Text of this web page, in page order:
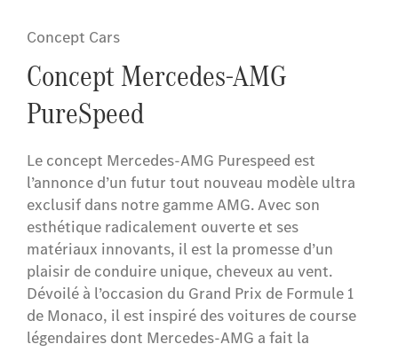
Concept Cars
Concept Mercedes-AMG
PureSpeed
Le concept Mercedes-AMG Purespeed est
l’annonce d’un futur tout nouveau modèle ultra
exclusif dans notre gamme AMG. Avec son
esthétique radicalement ouverte et ses
matériaux innovants, il est la promesse d’un
plaisir de conduire unique, cheveux au vent.
Dévoilé à l’occasion du Grand Prix de Formule 1
de Monaco, il est inspiré des voitures de course
légendaires dont Mercedes-AMG a fait la